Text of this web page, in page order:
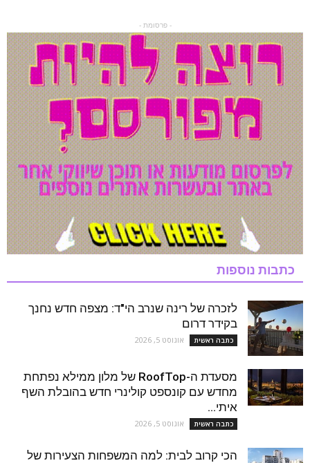
- פרסומת -
כתבות נוספות
לזכרה של רינה שנרב הי"ד: מצפה חדש נחנך
בקידר דרום
כתבה ראשית אוגוסט 5, 2026
מסעדת ה-RoofTop של מלון ממילא נפתחת
מחדש עם קונספט קולינרי חדש בהובלת השף
איתי...
כתבה ראשית אוגוסט 5, 2026
הכי קרוב לבית: למה המשפחות הצעירות של